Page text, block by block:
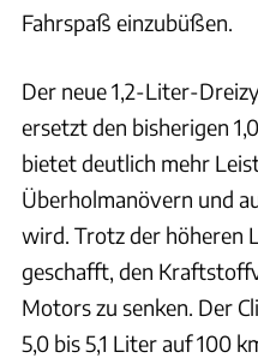
Fahrspaß einzubüßen.
Der neue 1,2-Liter-
ersetzt den bisherigen
bietet deutlich mehr
Überholmanövern und
wird. Trotz der höheren
geschafft, den
Motors zu senken. Der
5,0 bis 5,1 Liter auf 100